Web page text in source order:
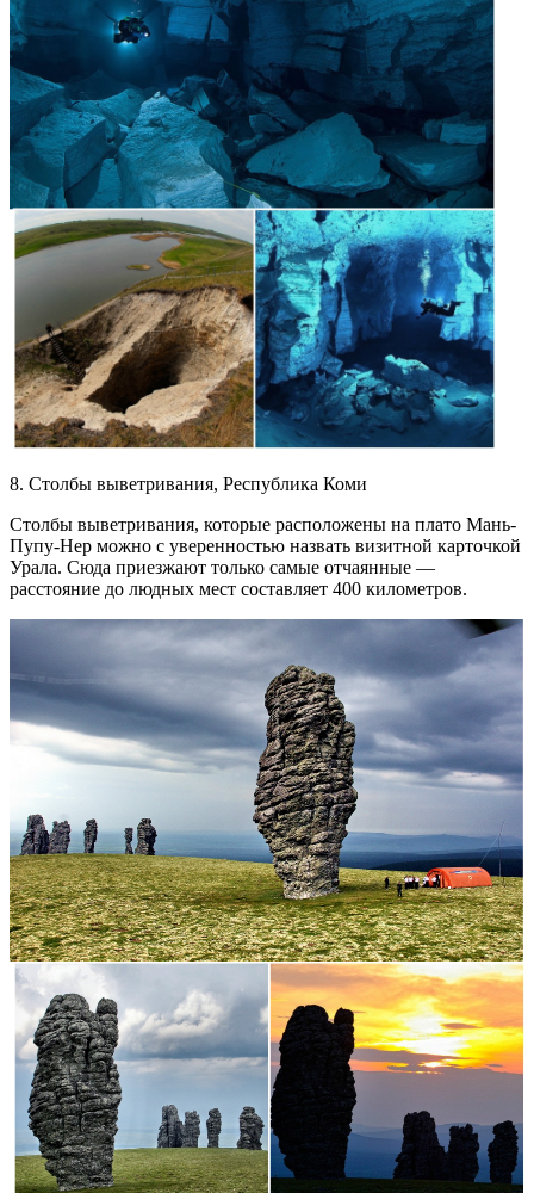
8. Столбы выветривания, Республика Коми
Столбы выветривания, которые расположены на плато Мань-
Пупу-Нер можно с уверенностью назвать визитной карточкой
Урала. Сюда приезжают только самые отчаянные —
расстояние до людных мест составляет 400 километров.